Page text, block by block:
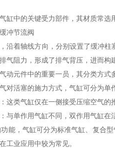
缸中的关键受力部件，其材质常选
冲节流阀
沿着轴线方向，分别设置了缓冲
气阻力，形成了排气背压，进而构
动元件中的重要一员，其分类方式
对活塞的施力方式，气缸可分为单
这类气缸仅在一侧接受压缩空气的
与单作用气缸不同，双作用气缸在
能，气缸可分为标准气缸、复合
工业应用中较为常见。